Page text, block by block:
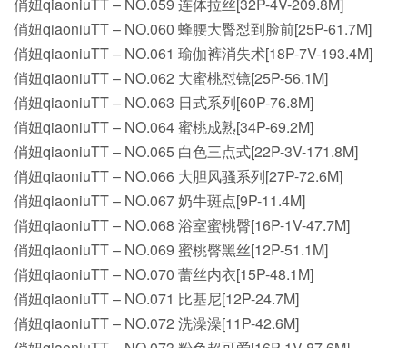
俏妞qiaoniuTT – NO.060 蜂腰大臀怼到脸前[25P-61.7M]
俏妞qiaoniuTT – NO.061 瑜伽裤消失术[18P-7V-193.4M]
俏妞qiaoniuTT – NO.062 大蜜桃怼镜[25P-56.1M]
俏妞qiaoniuTT – NO.063 日式系列[60P-76.8M]
俏妞qiaoniuTT – NO.064 蜜桃成熟[34P-69.2M]
俏妞qiaoniuTT – NO.065 白色三点式[22P-3V-171.8M]
俏妞qiaoniuTT – NO.066 大胆风骚系列[27P-72.6M]
俏妞qiaoniuTT – NO.067 奶牛斑点[9P-11.4M]
俏妞qiaoniuTT – NO.068 浴室蜜桃臀[16P-1V-47.7M]
俏妞qiaoniuTT – NO.069 蜜桃臀黑丝[12P-51.1M]
俏妞qiaoniuTT – NO.070 蕾丝内衣[15P-48.1M]
俏妞qiaoniuTT – NO.071 比基尼[12P-24.7M]
俏妞qiaoniuTT – NO.072 洗澡澡[11P-42.6M]